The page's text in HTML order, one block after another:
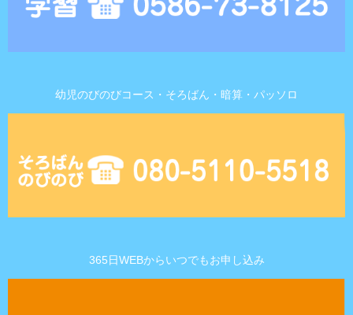
幼児のびのびコース・そろばん・暗算・パッソロ
365日WEBからいつでもお申し込み